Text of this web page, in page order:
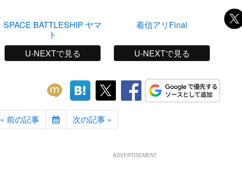
SPACE BATTLESHIP ヤマ
ト
U-NEXTで見る
着信アリFinal
U-NEXTで見る
« 前の記事 次の記事 »
ADVERTISEMENT